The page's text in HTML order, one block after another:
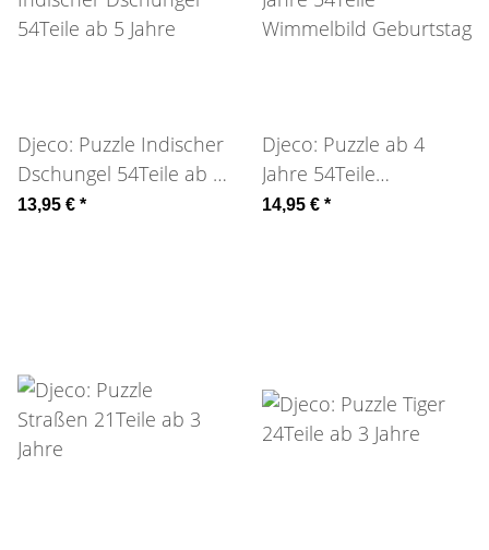
Djeco: Puzzle Indischer
Dschungel 54Teile ab 5
Jahre
13,95 € *
Djeco: Puzzle ab 4
Jahre 54Teile
Wimmelbild Geburtstag
14,95 € *